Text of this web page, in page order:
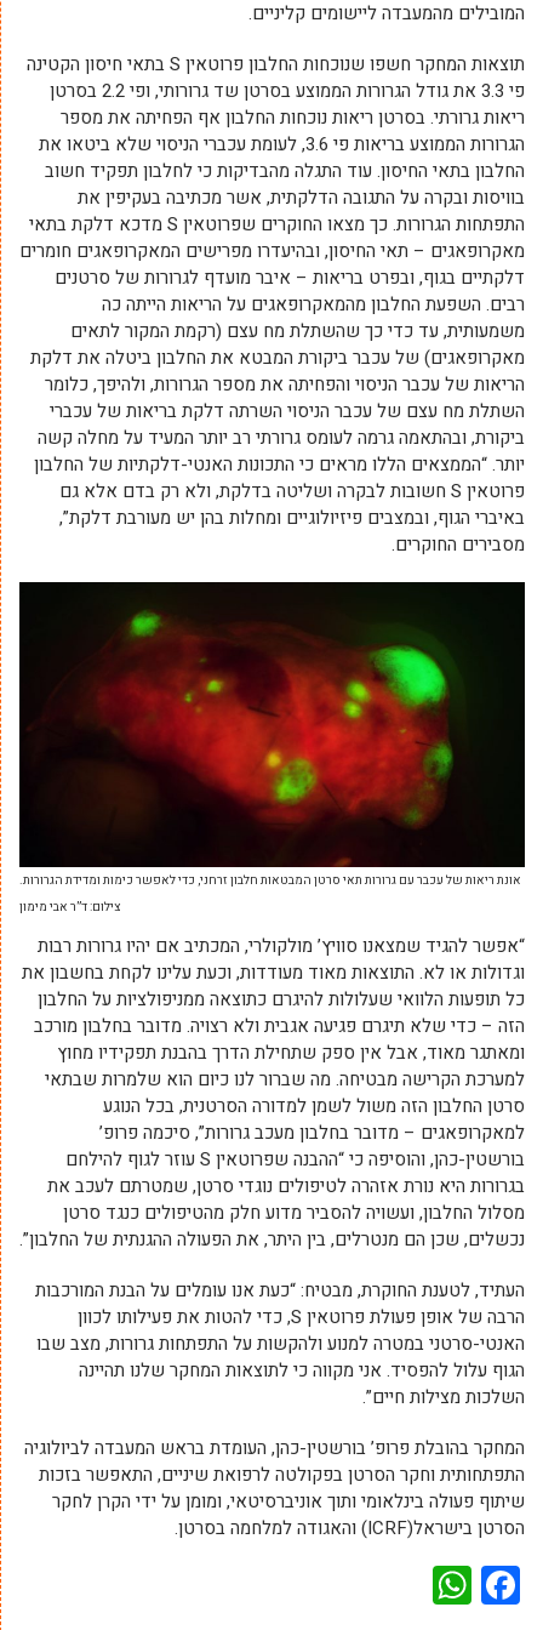
המובילים מהמעבדה ליישומים קליניים.
תוצאות המחקר חשפו שנוכחות החלבון פרוטאין S בתאי חיסון הקטינה
פי 3.3 את גודל הגרורות הממוצע בסרטן שד גרורותי, ופי 2.2 בסרטן
ריאות גרורתי. בסרטן ריאות נוכחות החלבון אף הפחיתה את מספר
הגרורות הממוצע בריאות פי 3.6, לעומת עכברי הניסוי שלא ביטאו את
החלבון בתאי החיסון. עוד התגלה מהבדיקות כי לחלבון תפקיד חשוב
בוויסות ובקרה על התגובה הדלקתית, אשר מכתיבה בעקיפין את
התפתחות הגרורות. כך מצאו החוקרים שפרוטאין S מדכא דלקת בתאי
מאקרופאגים – תאי החיסון, ובהיעדרו מפרישים המאקרופאגים חומרים
דלקתיים בגוף, ובפרט בריאות – איבר מועדף לגרורות של סרטנים
רבים. השפעת החלבון מהמאקרופאגים על הריאות הייתה כה
משמעותית, עד כדי כך שהשתלת מח עצם (רקמת המקור לתאים
מאקרופאגים) של עכבר ביקורת המבטא את החלבון ביטלה את דלקת
הריאות של עכבר הניסוי והפחיתה את מספר הגרורות, ולהיפך, כלומר
השתלת מח עצם של עכבר הניסוי השרתה דלקת בריאות של עכברי
ביקורת, ובהתאמה גרמה לעומס גרורתי רב יותר המעיד על מחלה קשה
יותר. “הממצאים הללו מראים כי התכונות האנטי-דלקתיות של החלבון
פרוטאין S חשובות לבקרה ושליטה בדלקת, ולא רק בדם אלא גם
באיברי הגוף, ובמצבים פיזיולוגיים ומחלות בהן יש מעורבת דלקת”,
מסבירים החוקרים.
אונת ריאות של עכבר עם גרורות תאי סרטן המבטאות חלבון זרחני, כדי לאפשר כימות ומדידת הגרורות.
צילום: ד”ר אבי מימון
“אפשר להגיד שמצאנו סוויץ’ מולקולרי, המכתיב אם יהיו גרורות רבות
וגדולות או לא. התוצאות מאוד מעודדות, וכעת עלינו לקחת בחשבון את
כל תופעות הלוואי שעלולות להיגרם כתוצאה ממניפולציות על החלבון
הזה – כדי שלא תיגרם פגיעה אגבית ולא רצויה. מדובר בחלבון מורכב
ומאתגר מאוד, אבל אין ספק שתחילת הדרך בהבנת תפקידיו מחוץ
למערכת הקרישה מבטיחה. מה שברור לנו כיום הוא שלמרות שבתאי
סרטן החלבון הזה משול לשמן למדורה הסרטנית, בכל הנוגע
למאקרופאגים – מדובר בחלבון מעכב גרורות”, סיכמה פרופ’
בורשטין-כהן, והוסיפה כי “ההבנה שפרוטאין S עוזר לגוף להילחם
בגרורות היא נורת אזהרה לטיפולים נוגדי סרטן, שמטרתם לעכב את
מסלול החלבון, ועשויה להסביר מדוע חלק מהטיפולים כנגד סרטן
נכשלים, שכן הם מנטרלים, בין היתר, את הפעולה ההגנתית של החלבון”.
העתיד, לטענת החוקרת, מבטיח: “כעת אנו עומלים על הבנת המורכבות
הרבה של אופן פעולת פרוטאין S, כדי להטות את פעילותו לכוון
האנטי-סרטני במטרה למנוע ולהקשות על התפתחות גרורות, מצב שבו
הגוף עלול להפסיד. אני מקווה כי לתוצאות המחקר שלנו תהיינה
השלכות מצילות חיים”.
המחקר בהובלת פרופ’ בורשטין-כהן, העומדת בראש המעבדה לביולוגיה
התפתחותית וחקר הסרטן בפקולטה לרפואת שיניים, התאפשר בזכות
שיתוף פעולה בינלאומי ותוך אוניברסיטאי, ומומן על ידי הקרן לחקר
הסרטן בישראל(ICRF) והאגודה למלחמה בסרטן.
Facebook